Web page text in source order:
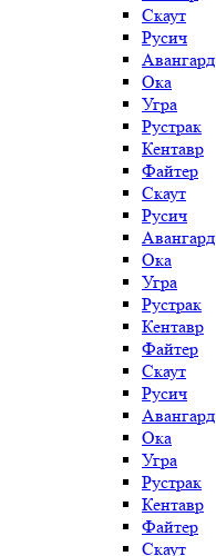
Скаут
Русич
Авангард
Ока
Угра
Рустрак
Кентавр
Файтер
Скаут
Русич
Авангард
Ока
Угра
Рустрак
Кентавр
Файтер
Скаут
Русич
Авангард
Ока
Угра
Рустрак
Кентавр
Файтер
Скаут